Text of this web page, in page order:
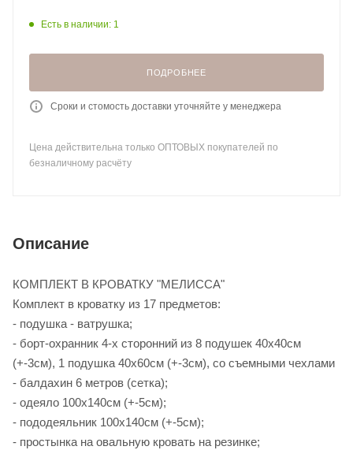
Есть в наличии: 1
ПОДРОБНЕЕ
Сроки и стомость доставки уточняйте у менеджера
Цена действительна только ОПТОВЫХ покупателей по
безналичному расчёту
Описание
КОМПЛЕКТ В КРОВАТКУ "МЕЛИССА"
Комплект в кроватку из 17 предметов:
- подушка - ватрушка;
- борт-охранник 4-х сторонний из 8 подушек 40х40см
(+-3см), 1 подушка 40х60см (+-3см), со съемными чехлами
- балдахин 6 метров (сетка);
- одеяло 100х140см (+-5см);
- пододеяльник 100х140см (+-5см);
- простынка на овальную кровать на резинке;